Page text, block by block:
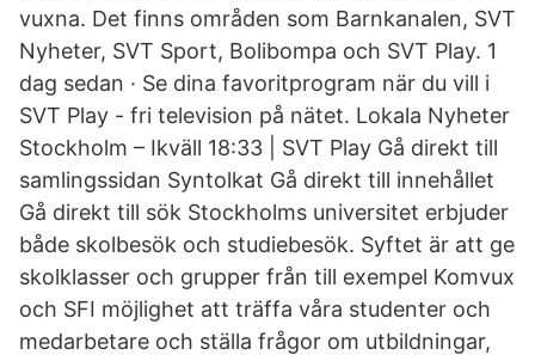
vuxna. Det finns områden som Barnkanalen, SVT
Nyheter, SVT Sport, Bolibompa och SVT Play. 1
dag sedan · Se dina favoritprogram när du vill i
SVT Play - fri television på nätet. Lokala Nyheter
Stockholm – Ikväll 18:33 | SVT Play Gå direkt till
samlingssidan Syntolkat Gå direkt till innehållet
Gå direkt till sök Stockholms universitet erbjuder
både skolbesök och studiebesök. Syftet är att ge
skolklasser och grupper från till exempel Komvux
och SFI möjlighet att träffa våra studenter och
medarbetare och ställa frågor om utbildningar,